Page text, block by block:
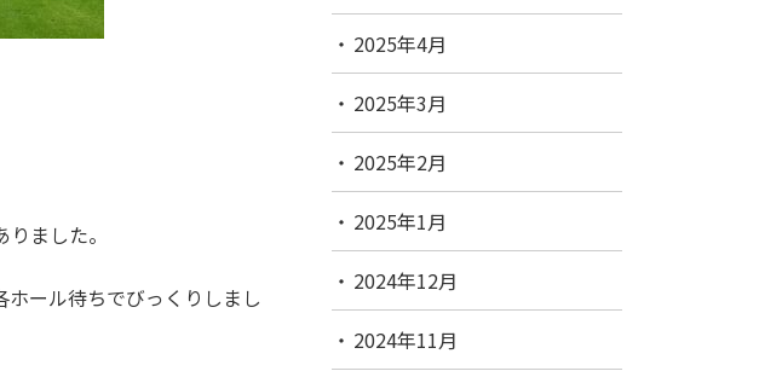
ました。
ール待ちでびっくりしまし
2025年4月
2025年3月
2025年2月
2025年1月
2024年12月
2024年11月